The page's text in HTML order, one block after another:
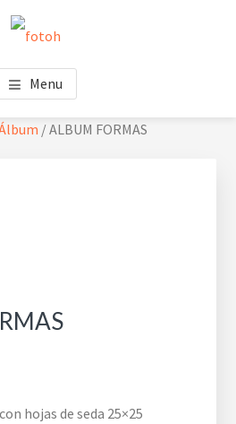
Menu
/ALBUM FORMAS
hojas de seda 25×25